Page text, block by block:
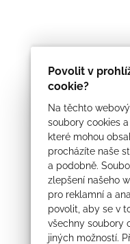
Povolit v
cookie?
Na těchto
soubory cookies
které mohou
procházíte naše
a podobně.
zlepšení našeho
pro reklamní a
povolit, aby se v
všechny soubory
jiných možností.